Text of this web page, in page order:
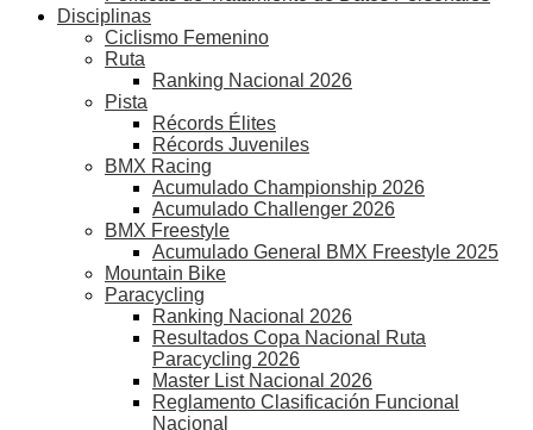
Disciplinas
Ciclismo Femenino
Ruta
Ranking Nacional 2026
Pista
Récords Élites
Récords Juveniles
BMX Racing
Acumulado Championship 2026
Acumulado Challenger 2026
BMX Freestyle
Acumulado General BMX Freestyle 2025
Mountain Bike
Paracycling
Ranking Nacional 2026
Resultados Copa Nacional Ruta
Paracycling 2026
Master List Nacional 2026
Reglamento Clasificación Funcional
Nacional